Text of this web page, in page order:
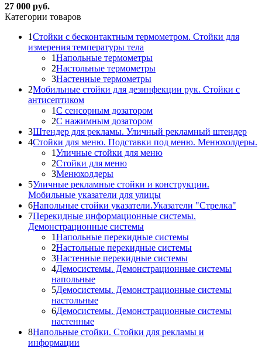
27 000 руб.
Категории товаров
1Стойки с бесконтактным термометром. Стойки для
измерения температуры тела
1Напольные термометры
2Настольные термометры
3Настенные термометры
2Мобильные стойки для дезинфекции рук. Стойки с
антисептиком
1С сенсорным дозатором
2С нажимным дозатором
3Штендер для рекламы. Уличный рекламный штендер
4Стойки для меню. Подставки под меню. Менюхолдеры.
1Уличные стойки для меню
2Стойки для меню
3Менюхолдеры
5Уличные рекламные стойки и конструкции.
Мобильные указатели для улицы
6Напольные стойки указатели.Указатели "Стрелка"
7Перекидные информационные системы.
Демонстрационные системы
1Напольные перекидные системы
2Настольные перекидные системы
3Настенные перекидные системы
4Демосистемы. Демонстрационные системы
напольные
5Демосистемы. Демонстрационные системы
настольные
6Демосистемы. Демонстрационные системы
настенные
8Напольные стойки. Стойки для рекламы и
информации